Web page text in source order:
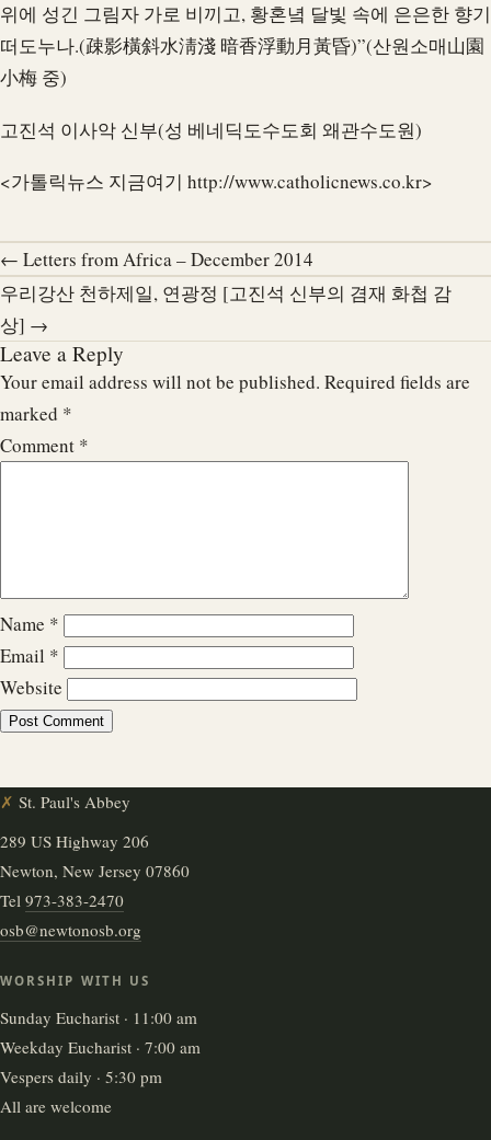
위에 성긴 그림자 가로 비끼고, 황혼녘 달빛 속에 은은한 향기
떠도누나.(疎影橫斜水淸淺 暗香浮動月黃昏)”(산원소매山園
小梅 중)
고진석 이사악 신부(성 베네딕도수도회 왜관수도원)
<가톨릭뉴스 지금여기 http://www.catholicnews.co.kr>
← Letters from Africa – December 2014
우리강산 천하제일, 연광정 [고진석 신부의 겸재 화첩 감
상] →
Leave a Reply
Your email address will not be published. Required fields are
marked *
Comment *
Name *
Email *
Website
✗ St. Paul's Abbey
289 US Highway 206
Newton, New Jersey 07860
Tel 973-383-2470
osb@newtonosb.org
WORSHIP WITH US
Sunday Eucharist · 11:00 am
Weekday Eucharist · 7:00 am
Vespers daily · 5:30 pm
All are welcome